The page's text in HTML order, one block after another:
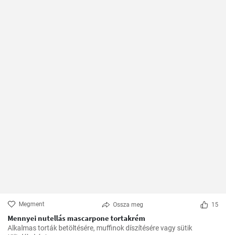
Megment Ossza meg 15
Mennyei nutellás mascarpone tortakrém
Alkalmas torták betöltésére, muffinok díszítésére vagy sütik